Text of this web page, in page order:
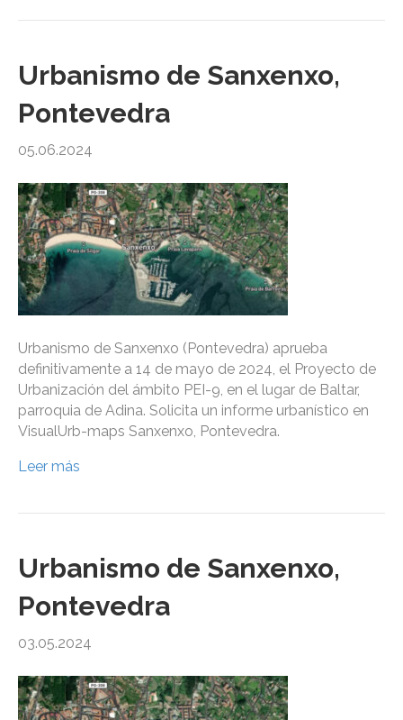
Urbanismo de Sanxenxo,
Pontevedra
05.06.2024
Urbanismo de Sanxenxo (Pontevedra) aprueba
definitivamente a 14 de mayo de 2024, el Proyecto de
Urbanización del ámbito PEI-9, en el lugar de Baltar,
parroquia de Adina. Solicita un informe urbanístico en
VisualUrb-maps Sanxenxo, Pontevedra.
Leer más
Urbanismo de Sanxenxo,
Pontevedra
03.05.2024